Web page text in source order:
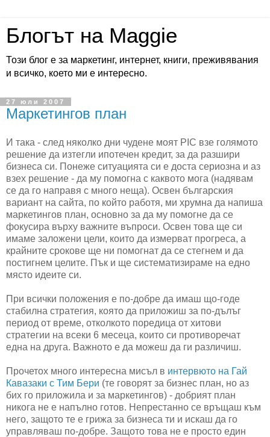
Блогът на Maggie
Този блог е за маркетинг, интернет, книги, преживявания
и всичко, което ми е интересно.
27 юли 2007
Маркетингов план
И така - след няколко дни чудене моят PIC взе голямото
решение да изтегли ипотечен кредит, за да разшири
бизнеса си. Понеже ситуацията си е доста сериозна и аз
взех решение - да му помогна с каквото мога (надявам
се да го направя с много неща). Освен българския
вариант на сайта, по който работя, ми хрумна да напиша
маркетингов план, основно за да му помогне да се
фокусира върху важните въпроси. Освен това ще си
имаме заложени цели, които да измерват прогреса, а
крайните срокове ще ни помогнат да се стегнем и да
постигнем целите. Пък и ще систематизираме на едно
място идеите си.
При всички положения е по-добре да имаш що-годе
стабилна стратегия, която да приложиш за по-дълъг
период от време, отколкото поредица от хитови
стратегии на всеки 6 месеца, които си противоречат
една на друга. Важното е да можеш да ги различиш.
Прочетох много интересна мисъл в интервюто на Гай
Кавазаки с Тим Бери (те говорят за бизнес план, но аз
бих го приложила и за маркетингов) - добрият план
никога не е напълно готов. Непрестанно се връщаш към
него, защото те е грижа за бизнеса ти и искаш да го
управляваш по-добре. Защото това не е просто един